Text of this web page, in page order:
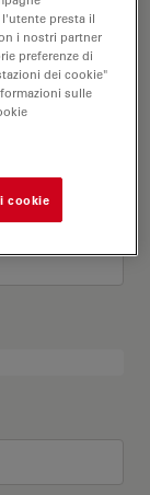
presta il
i nostri partner
preferenze di
dei cookie"
sulle
cookie